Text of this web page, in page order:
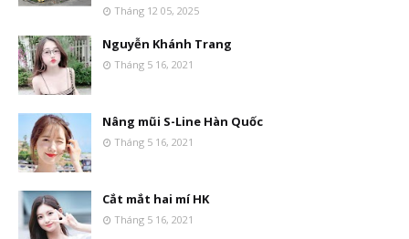
Tháng 12 05, 2025
Nguyễn Khánh Trang
Tháng 5 16, 2021
Nâng mũi S-Line Hàn Quốc
Tháng 5 16, 2021
Cắt mắt hai mí HK
Tháng 5 16, 2021